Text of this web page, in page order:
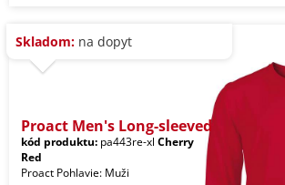
Skladom: na dopyt
Proact Men's Long-sleeved
kód produktu: pa443re-xl Cherry
Red
Proact Pohlavie: Muži